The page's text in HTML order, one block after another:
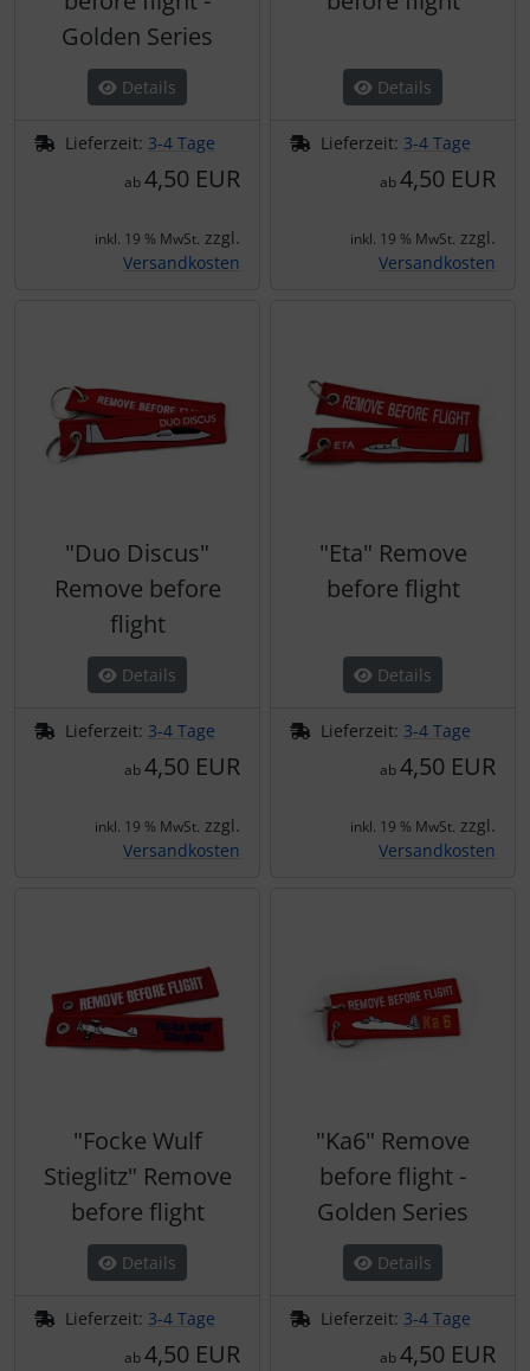
Golden Series
Details
Lieferzeit: 3-4 Tage
ab4,50 EUR
inkl. 19 % MwSt. zzgl.
Versandkosten
Details
Lieferzeit: 3-4 Tage
ab4,50 EUR
inkl. 19 % MwSt. zzgl.
Versandkosten
"Duo Discus"
Remove before
flight
Details
Lieferzeit: 3-4 Tage
ab4,50 EUR
inkl. 19 % MwSt. zzgl.
Versandkosten
"Eta" Remove
before flight
Details
Lieferzeit: 3-4 Tage
ab4,50 EUR
inkl. 19 % MwSt. zzgl.
Versandkosten
"Focke Wulf
Stieglitz" Remove
before flight
Details
Lieferzeit: 3-4 Tage
ab4,50 EUR
"Ka6" Remove
before flight -
Golden Series
Details
Lieferzeit: 3-4 Tage
ab4,50 EUR